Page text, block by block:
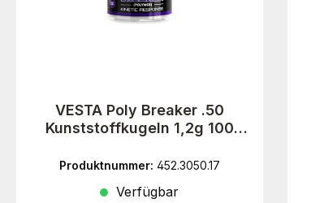
VESTA Poly Breaker .50
Kunststoffkugeln 1,2g 100
Produktnummer: 452.3050.17
Verfügbar